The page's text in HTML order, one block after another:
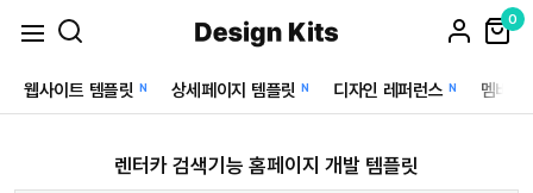
0
웹사이트 템플릿 N 상세페이지 템플릿 N 디자인 레퍼런스 N 멤버십
렌터카 검색기능 홈페이지 개발 템플릿